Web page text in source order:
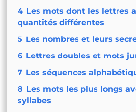
4 Les mots dont les lettres
quantités différentes
5 Les nombres et leurs
6 Lettres doubles et mots
7 Les séquences
8 Les mots les plus longs
syllabes